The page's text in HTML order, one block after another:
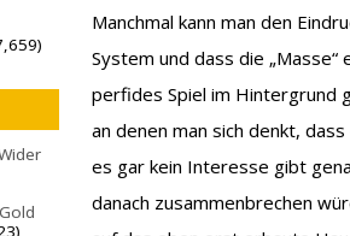
Manchmal kann man den
System und dass die
perfides Spiel im Hintergrund
an denen man sich denkt,
es gar kein Interesse gibt
danach zusammenbrechen